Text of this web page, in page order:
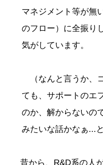
マネジメント等が無
のフロー）に全振り
気がしています。
（なんと言うか、
ても、サポートのエ
のか、解からないの
みたいな話かなぁ...
昔から、R&D系の人